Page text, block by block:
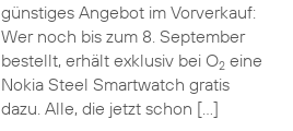
günstiges Angebot im Vorverkauf:
Wer noch bis zum 8. September
bestellt, erhält exklusiv bei O2eine
Nokia Steel Smartwatch gratis
dazu. Alle, die jetzt schon […]